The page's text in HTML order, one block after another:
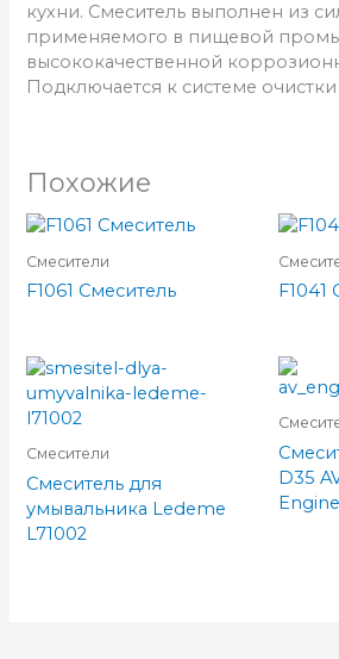
кухни. Смеситель выполнен из
применяемого в пищевой
высококачественной
Подключается к системе
Похожие
Смесители
F1061 Смеситель F1041
Смесители
Смеситель для
умывальника Ledeme
L71002
D35